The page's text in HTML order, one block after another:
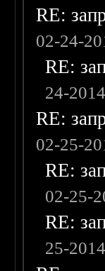
RE:
02-24-
RE:
24-
RE:
02-25-
RE:
02-25-
RE:
25-